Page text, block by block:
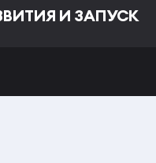
И ЗАПУСК